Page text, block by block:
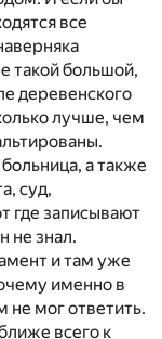
все
такой большой,
деревенского
лучше, чем
а также
суд,
где записывают
не знал.
и там уже
именно в
не мог ответить.
всего к